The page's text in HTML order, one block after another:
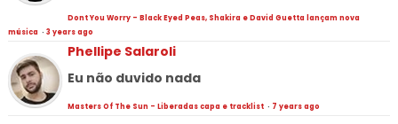
Dont You Worry - Black Eyed Peas, Shakira e David Guetta lançam nova
música · 3 years ago
Phellipe Salaroli
Eu não duvido nada
Masters Of The Sun - Liberadas capa e tracklist · 7 years ago